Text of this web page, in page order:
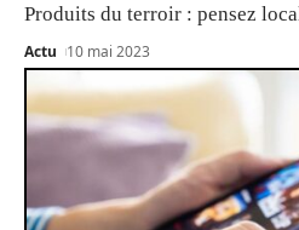
Produits du terroir : pensez
Actu 10 mai 2023